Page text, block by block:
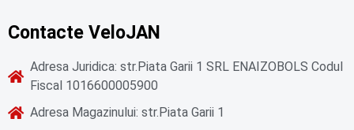
Contacte VeloJAN
Adresa Juridica: str.Piata Garii 1 SRL ENAIZOBOLS Codul
Fiscal 1016600005900
Adresa Magazinului: str.Piata Garii 1